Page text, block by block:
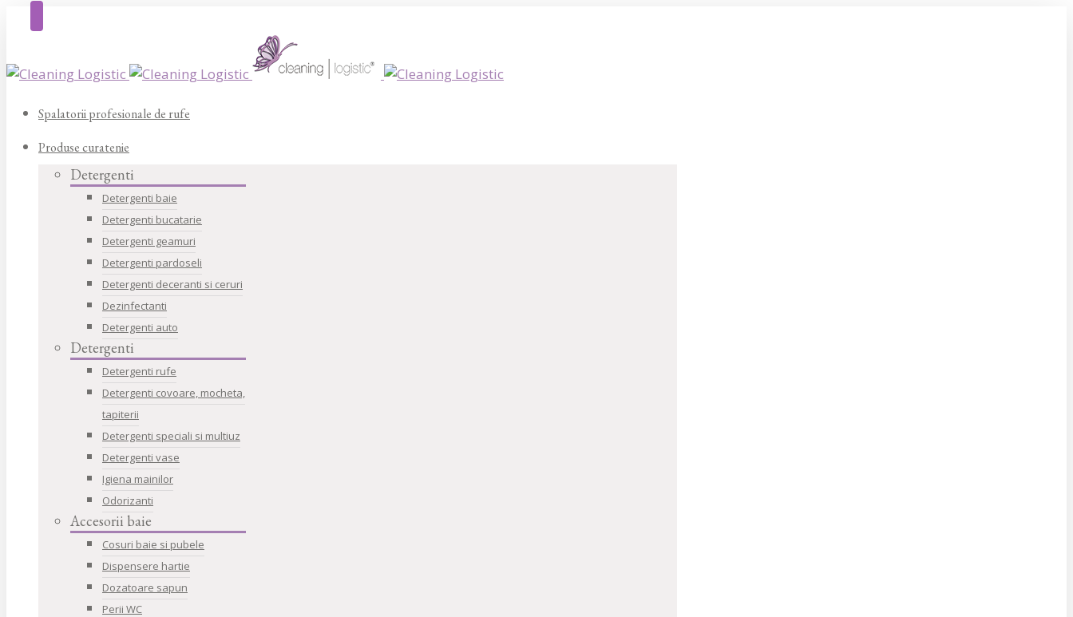
Spalatorii profesionale de rufe
Produse curatenie
Detergenti
Detergenti baie
Detergenti bucatarie
Detergenti geamuri
Detergenti pardoseli
Detergenti deceranti si ceruri
Dezinfectanti
Detergenti auto
Detergenti
Detergenti rufe
Detergenti covoare, mocheta,
tapiterii
Detergenti speciali si multiuz
Detergenti vase
Igiena mainilor
Odorizanti
Accesorii baie
Cosuri baie si pubele
Dispensere hartie
Dozatoare sapun
Perii WC